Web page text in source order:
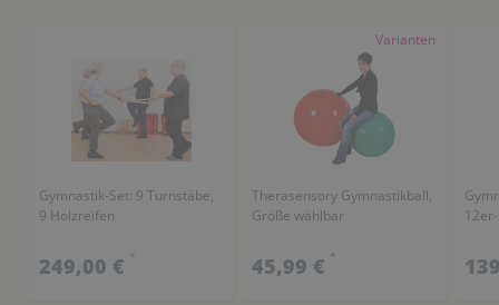
Gymnastik-Set: 9 Turnstäbe,
9 Holzreifen
249,00 € *
Varianten
Therasensory Gymnastikball,
Größe wählbar
45,99 € *